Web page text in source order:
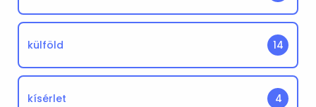
külföld 14
kísérlet 4